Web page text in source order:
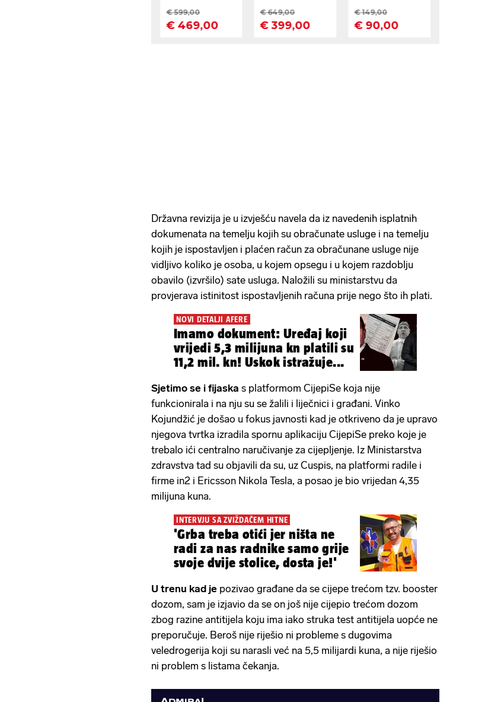
Državna revizija je u izvješću navela da iz navedenih isplatnih
dokumenata na temelju kojih su obračunate usluge i na temelju
kojih je ispostavljen i plaćen račun za obračunane usluge nije
vidljivo koliko je osoba, u kojem opsegu i u kojem razdoblju
obavilo (izvršilo) sate usluga. Naložili su ministarstvu da
provjerava istinitost ispostavljenih računa prije nego što ih plati.
NOVI DETALJI AFERE
Imamo dokument: Uređaj koji
vrijedi 5,3 milijuna kn platili su
11,2 mil. kn! Uskok istražuje...
Sjetimo se i fijaska s platformom CijepiSe koja nije
funkcionirala i na nju su se žalili i liječnici i građani. Vinko
Kojundžić je došao u fokus javnosti kad je otkriveno da je upravo
njegova tvrtka izradila spornu aplikaciju CijepiSe preko koje je
trebalo ići centralno naručivanje za cijepljenje. Iz Ministarstva
zdravstva tad su objavili da su, uz Cuspis, na platformi radile i
firme in2 i Ericsson Nikola Tesla, a posao je bio vrijedan 4,35
milijuna kuna.
INTERVJU SA ZVIŽDAČEM HITNE
'Grba treba otići jer ništa ne
radi za nas radnike samo grije
svoje dvije stolice, dosta je!'
U trenu kad je pozivao građane da se cijepe trećom tzv. booster
dozom, sam je izjavio da se on još nije cijepio trećom dozom
zbog razine antitijela koju ima iako struka test antitijela uopće ne
preporučuje. Beroš nije riješio ni probleme s dugovima
veledrogerija koji su narasli već na 5,5 milijardi kuna, a nije riješio
ni problem s listama čekanja.